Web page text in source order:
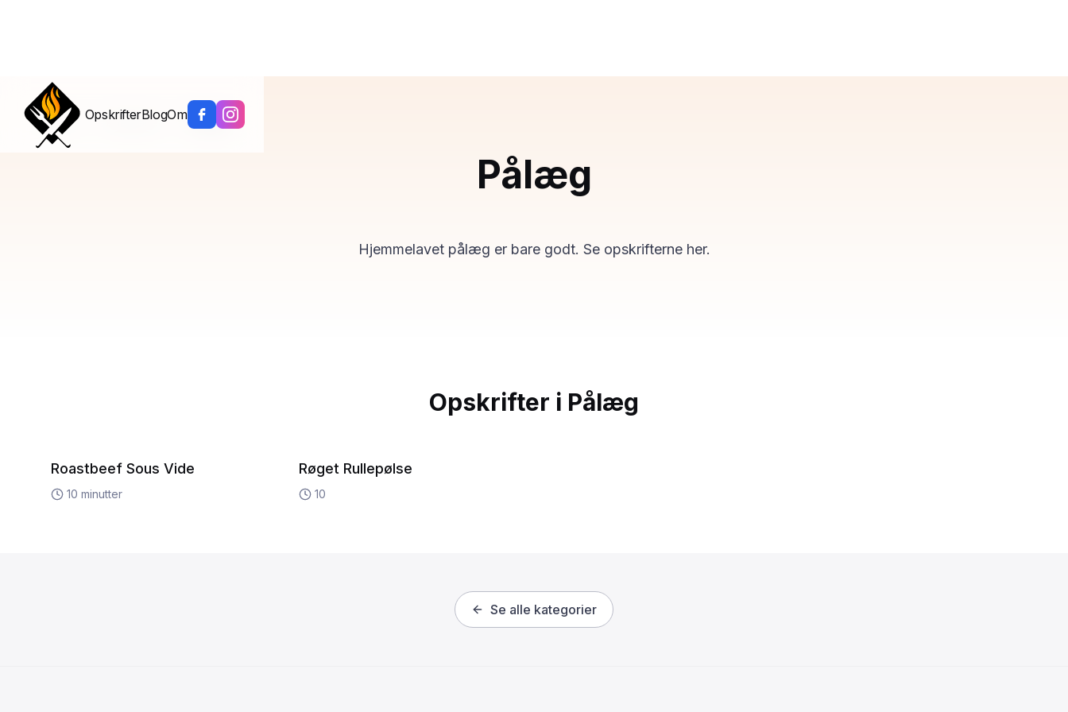
OpskrifterBlogOm
Hjem / Kategorier / Pålæg
Pålæg
Hjemmelavet pålæg er bare godt. Se opskrifterne her.
Opskrifter i Pålæg
Roastbeef Sous Vide
10 minutter
Røget Rullepølse
10
Se alle kategorier